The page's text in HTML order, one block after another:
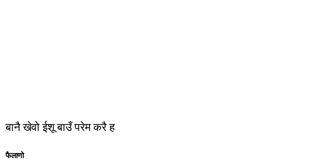
बानै खेवो ईशू बाउँ परेम करै ह
फैलाणो